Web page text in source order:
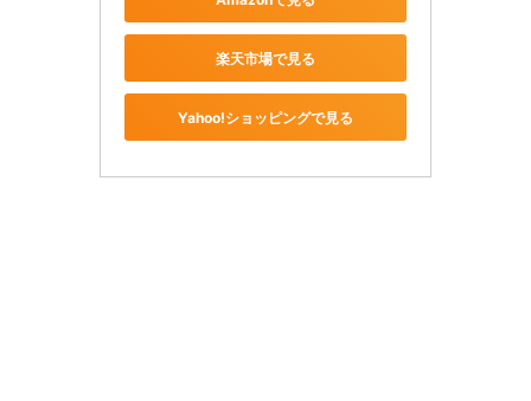
楽天市場で見る
Yahoo!ショッピングで見る